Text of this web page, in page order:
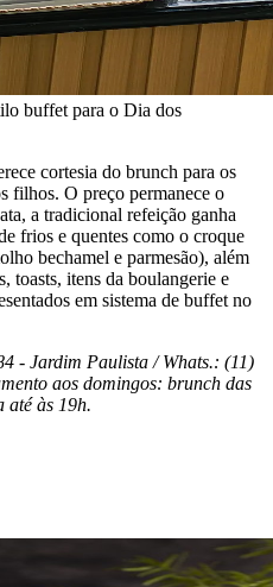
buffet para o Dia dos
cortesia do brunch para os
filhos. O preço permanece o
a tradicional refeição ganha
frios e quentes como o croque
bechamel e parmesão), além
toasts, itens da boulangerie e
em sistema de buffet no
- Jardim Paulista / Whats.: (11)
aos domingos: brunch das
até às 19h.